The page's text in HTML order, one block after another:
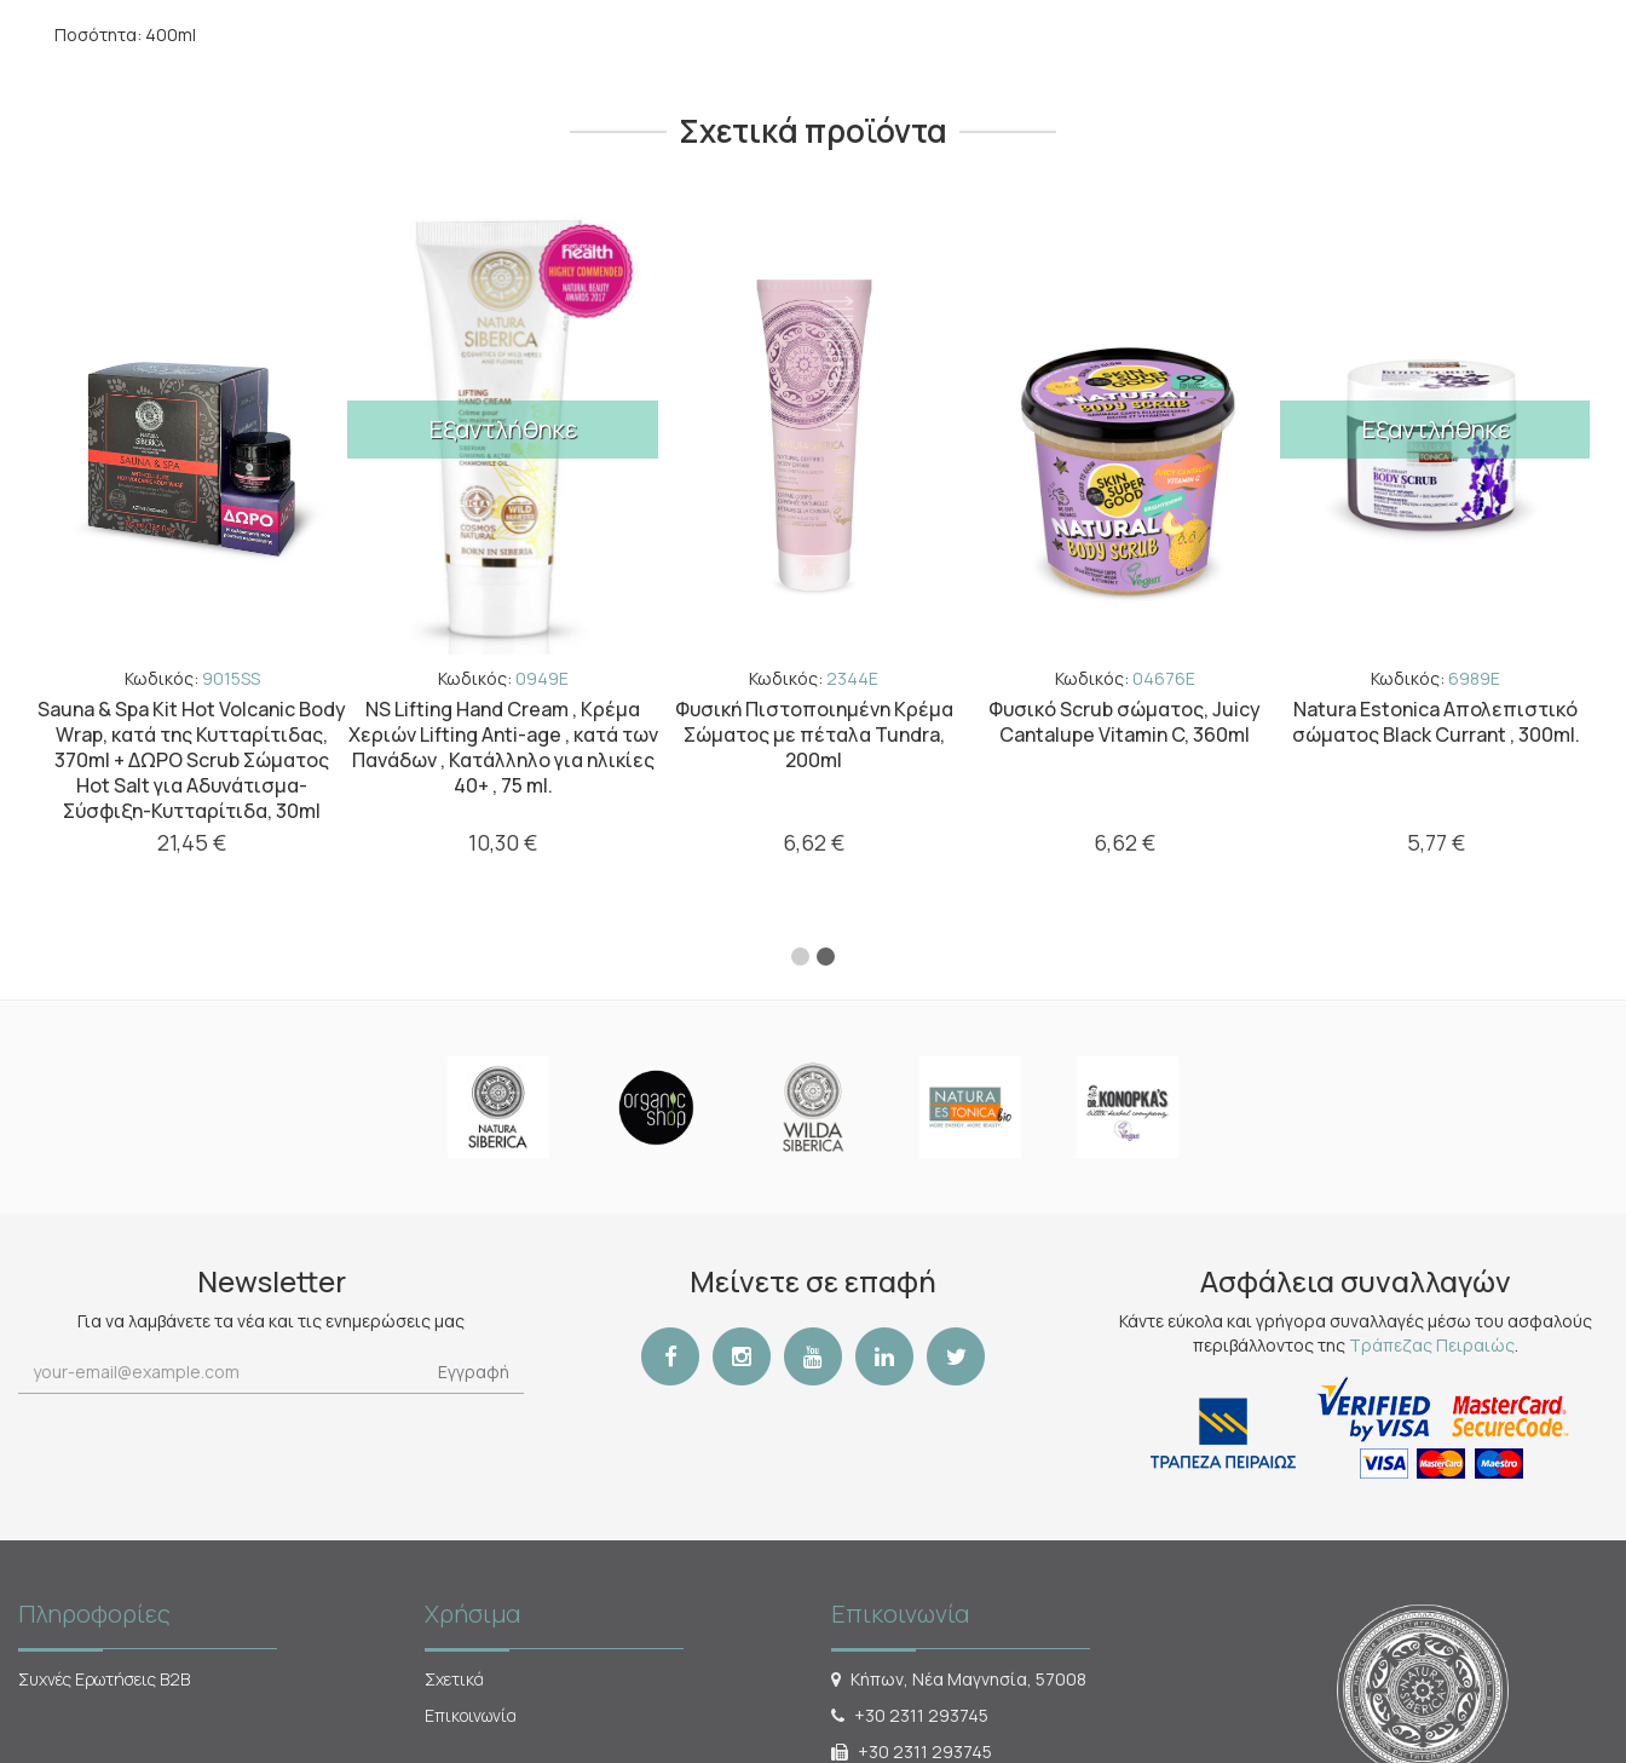
Ποσότητα: 400ml
Σχετικά προϊόντα
Κωδικός: 9015SS
Sauna & Spa Kit Hot Volcanic Body
Wrap, κατά της Κυτταρίτιδας,
370ml + ΔΩΡΟ Scrub Σώματος
Hot Salt για Αδυνάτισμα-
Σύσφιξη-Κυτταρίτιδα, 30ml
21,45 €
Εξαντλήθηκε
Κωδικός: 0949E
NS Lifting Hand Cream , Κρέμα
Χεριών Lifting Anti-age , κατά των
Πανάδων , Κατάλληλο για ηλικίες
40+ , 75 ml.
10,30 €
Κωδικός: 2344E
Φυσική Πιστοποιημένη Κρέμα
Σώματος με πέταλα Tundra,
200ml
6,62 €
Κωδικός: 04676E
Φυσικό Scrub σώματος, Juicy
Cantalupe Vitamin C, 360ml
6,62 €
Εξαντλήθηκε
Κωδικός: 6989E
Natura Estonica Απολεπιστικό
σώματος Black Currant , 300ml.
5,77 €
Newsletter
Για να λαμβάνετε τα νέα και τις ενημερώσεις μας
Εγγραφή
Μείνετε σε επαφή Ασφάλεια συναλλαγών
Κάντε εύκολα και γρήγορα συναλλαγές μέσω του ασφαλούς
περιβάλλοντος της Τράπεζας Πειραιώς.
Πληροφορίες
Συχνές Ερωτήσεις Β2Β
Χρήσιμα
Σχετικά
Επικοινωνία
Επικοινωνία
Κήπων, Νέα Μαγνησία, 57008
+30 2311 293745
+30 2311 293745